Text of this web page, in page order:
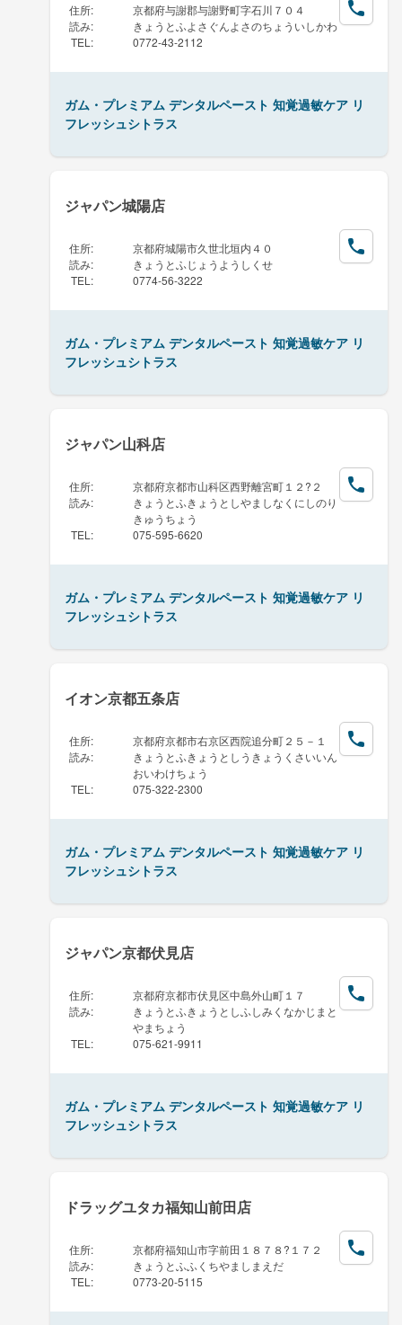
住所:
京都府与謝郡与謝野町字石川７０４
読み:
きょうとふよさぐんよさのちょういしかわ
TEL : 0772-43-2112
ガム・プレミアム デンタルペースト 知覚過敏ケア リ
フレッシュシトラス
ジャパン城陽店
住所:
京都府城陽市久世北垣内４０
読み:
きょうとふじょうようしくせ
TEL : 0774-56-3222
ガム・プレミアム デンタルペースト 知覚過敏ケア リ
フレッシュシトラス
ジャパン山科店
住所:
京都府京都市山科区西野離宮町１２?２
読み:
きょうとふきょうとしやましなくにしのり
きゅうちょう
TEL : 075-595-6620
ガム・プレミアム デンタルペースト 知覚過敏ケア リ
フレッシュシトラス
イオン京都五条店
住所:
京都府京都市右京区西院追分町２５－１
読み:
きょうとふきょうとしうきょうくさいいん
おいわけちょう
TEL : 075-322-2300
ガム・プレミアム デンタルペースト 知覚過敏ケア リ
フレッシュシトラス
ジャパン京都伏見店
住所:
京都府京都市伏見区中島外山町１７
読み:
きょうとふきょうとしふしみくなかじまと
やまちょう
TEL : 075-621-9911
ガム・プレミアム デンタルペースト 知覚過敏ケア リ
フレッシュシトラス
ドラッグユタカ福知山前田店
住所:
京都府福知山市字前田１８７８?１７２
読み:
きょうとふふくちやましまえだ
TEL : 0773-20-5115